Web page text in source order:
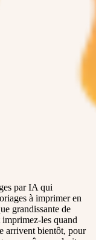
par IA qui
à imprimer en
grandissante de
les quand
arrivent bientôt, pour